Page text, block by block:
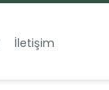
İletişim